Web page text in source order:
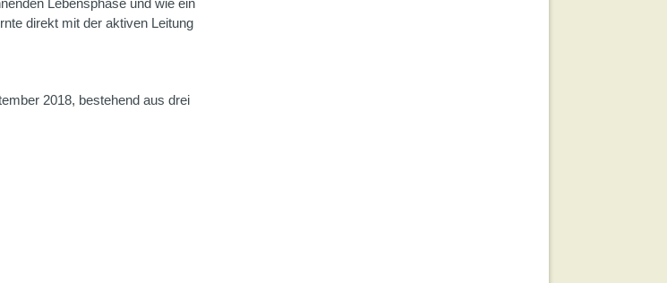
Lebensphase und wie ein
direkt mit der aktiven Leitung
2018, bestehend aus drei